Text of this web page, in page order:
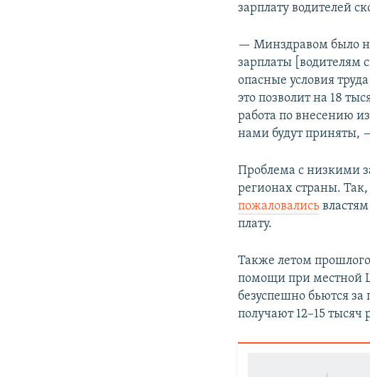
зарплату водителей
— Минздравом было
зарплаты [водителям
опасные условия
это позволит на 18
работа по внесению
нами будут приняты,
Проблема с низкими
регионах страны.
пожаловались
плату.
Также летом прошлого
помощи при местной
безуспешно бьются
получают 12–15 тысяч